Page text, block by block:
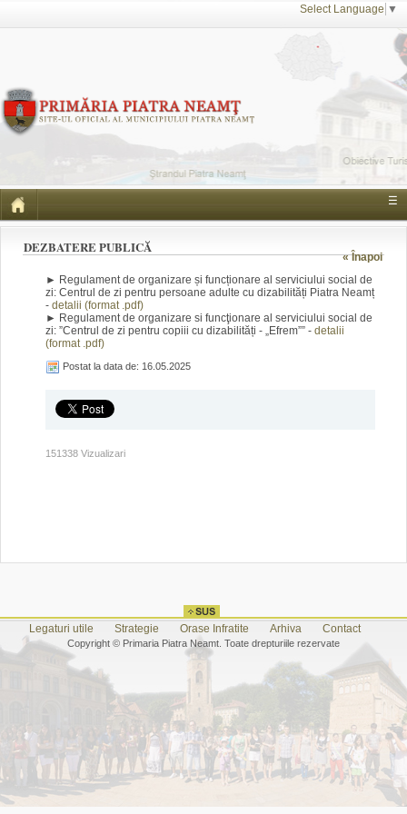
Select Language ▼
☰
« Înapoi
DEZBATERE PUBLICĂ
► Regulament de organizare și funcționare al serviciului social de
zi: Centrul de zi pentru persoane adulte cu dizabilități Piatra Neamț
- detalii (format .pdf)
► Regulament de organizare si funcţionare al serviciului social de
zi: ”Centrul de zi pentru copiii cu dizabilități - „Efrem”” - detalii
(format .pdf)
Postat la data de: 16.05.2025
151338 Vizualizari
Legaturi utile Strategie Orase Infratite Arhiva Contact
Copyright © Primaria Piatra Neamt. Toate drepturiile rezervate